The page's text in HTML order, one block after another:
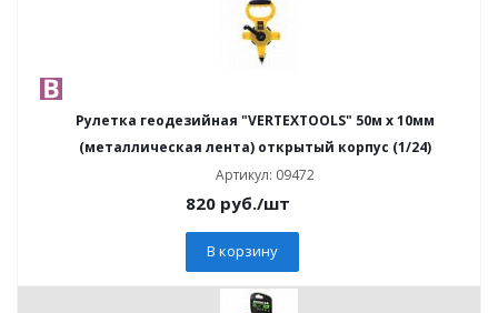
Рулетка геодезийная "VERTEXTOOLS" 50м х 10мм
(металлическая лента) открытый корпус (1/24)
Артикул: 09472
820 руб./шт
В корзину